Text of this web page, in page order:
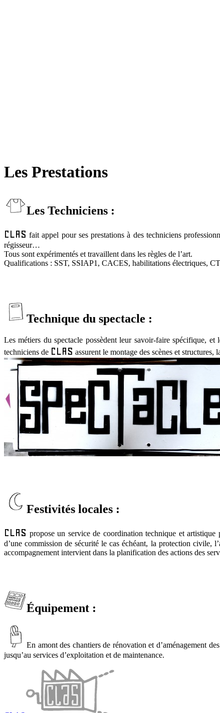
Les Prestations
Les Techniciens :
CLAS fait appel pour ses prestations à des techniciens
régisseur…
Tous sont expérimentés et travaillent dans les règles de l’art.
Qualifications : SST, SSIAP1, CACES, habilitations électriques,
Technique du spectacle :
Les métiers du spectacle possèdent leur savoir-faire spécifique,
techniciens de CLAS assurent le montage des scènes et structures,
Festivités locales :
CLAS propose un service de coordination technique et
d’une commission de sécurité le cas échéant, la protection civile,
accompagnement intervient dans la planification des actions des
Équipement :
En amont des chantiers de rénovation et d’aménagement
jusqu’au services d’exploitation et de maintenance.